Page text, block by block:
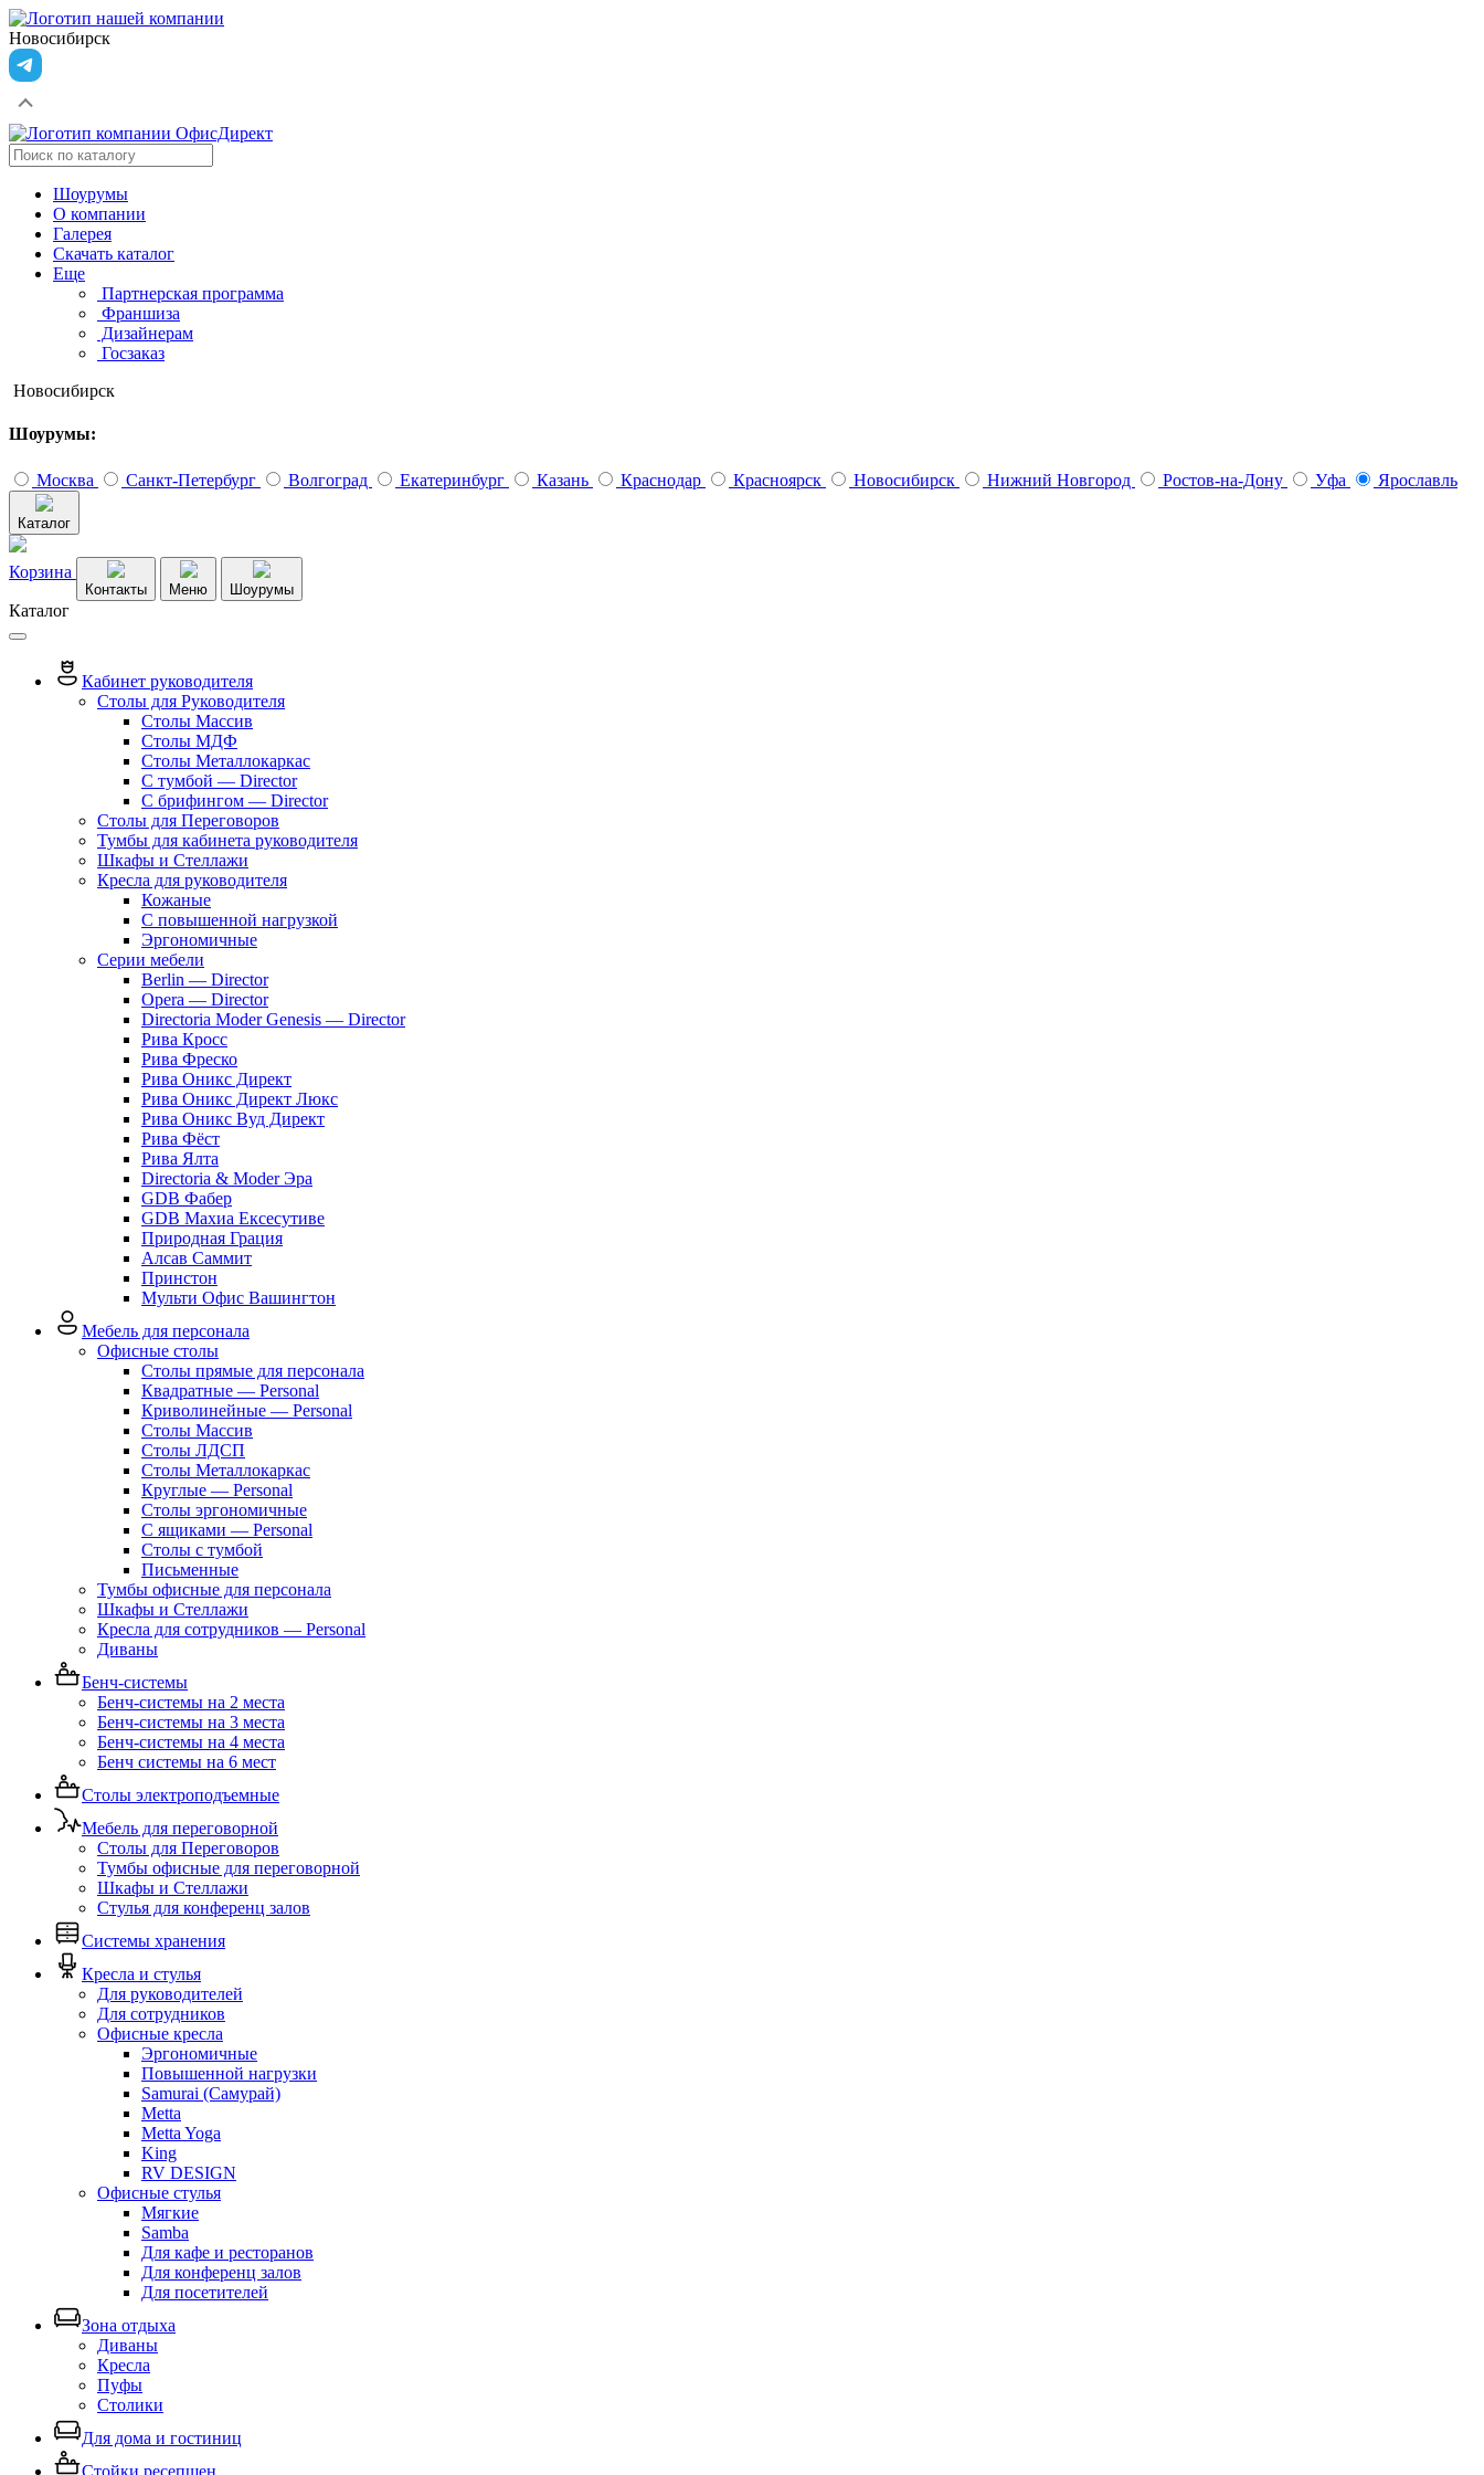
Новосибирск
Шоурумы
О компании
Галерея
Скачать каталог
Еще
Партнерская программа
Франшиза
Дизайнерам
Госзаказ
Новосибирск
Шоурумы:
Москва Санкт-Петербург Волгоград Екатеринбург Казань Краснодар Красноярск Новосибирск Нижний Новгород Ростов-на-Дону Уфа Ярославль
Каталог
Корзина
Контакты Меню Шоурумы
Каталог
Кабинет руководителя
Столы для Руководителя
Столы Массив
Столы МДФ
Столы Металлокаркас
С тумбой — Director
C брифингом — Director
Столы для Переговоров
Тумбы для кабинета руководителя
Шкафы и Стеллажи
Кресла для руководителя
Кожаные
С повышенной нагрузкой
Эргономичные
Серии мебели
Berlin — Director
Opera — Director
Directoria Moder Genesis — Director
Рива Кросс
Рива Фреско
Рива Оникс Директ
Рива Оникс Директ Люкс
Рива Оникс Вуд Директ
Рива Фёст
Рива Ялта
Directoria & Moder Эра
GDB Фабер
GDB Махиа Ексесутиве
Природная Грация
Алсав Саммит
Принстон
Мульти Офис Вашингтон
Мебель для персонала
Офисные столы
Столы прямые для персонала
Квадратные — Personal
Криволинейные — Personal
Столы Массив
Столы ЛДСП
Столы Металлокаркас
Круглые — Personal
Столы эргономичные
С ящиками — Personal
Столы с тумбой
Письменные
Тумбы офисные для персонала
Шкафы и Стеллажи
Кресла для сотрудников — Personal
Диваны
Бенч-системы
Бенч-системы на 2 места
Бенч-системы на 3 места
Бенч-системы на 4 места
Бенч системы на 6 мест
Столы электроподъемные
Мебель для переговорной
Столы для Переговоров
Тумбы офисные для переговорной
Шкафы и Стеллажи
Стулья для конференц залов
Системы хранения
Кресла и стулья
Для руководителей
Для сотрудников
Офисные кресла
Эргономичные
Повышенной нагрузки
Samurai (Самурай)
Metta
Metta Yoga
King
RV DESIGN
Офисные стулья
Мягкие
Samba
Для кафе и ресторанов
Для конференц залов
Для посетителей
Зона отдыха
Диваны
Кресла
Пуфы
Столики
Для дома и гостиниц
Стойки ресепшен